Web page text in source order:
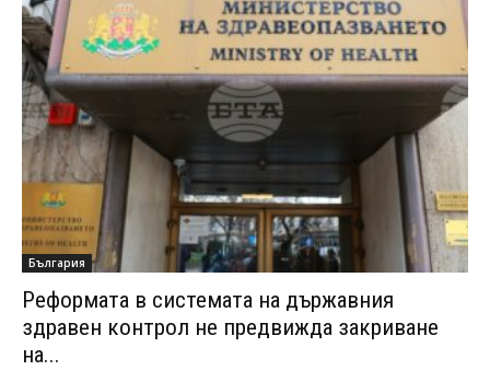
България
Реформата в системата на държавния
здравен контрол не предвижда закриване
на...